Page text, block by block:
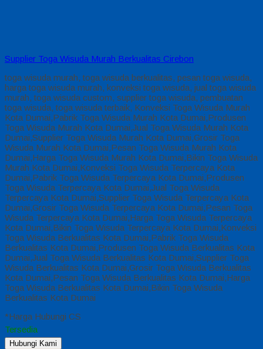
Supplier Toga Wisuda Murah Berkualitas Cirebon
toga wisuda murah, toga wisuda berkualitas, pesan toga wisuda,
harga toga wisuda murah, konveksi toga wisuda, jual toga wisuda
murah, toga wisuda custom, supplier toga wisuda, pembuatan
toga wisuda, toga wisuda terbaik, Konveksi Toga Wisuda Murah
Kota Dumai,Pabrik Toga Wisuda Murah Kota Dumai,Produsen
Toga Wisuda Murah Kota Dumai,Jual Toga Wisuda Murah Kota
Dumai,Supplier Toga Wisuda Murah Kota Dumai,Grosir Toga
Wisuda Murah Kota Dumai,Pesan Toga Wisuda Murah Kota
Dumai,Harga Toga Wisuda Murah Kota Dumai,Bikin Toga Wisuda
Murah Kota Dumai,Konveksi Toga Wisuda Terpercaya Kota
Dumai,Pabrik Toga Wisuda Terpercaya Kota Dumai,Produsen
Toga Wisuda Terpercaya Kota Dumai,Jual Toga Wisuda
Terpercaya Kota Dumai,Supplier Toga Wisuda Terpercaya Kota
Dumai,Grosir Toga Wisuda Terpercaya Kota Dumai,Pesan Toga
Wisuda Terpercaya Kota Dumai,Harga Toga Wisuda Terpercaya
Kota Dumai,Bikin Toga Wisuda Terpercaya Kota Dumai,Konveksi
Toga Wisuda Berkualitas Kota Dumai,Pabrik Toga Wisuda
Berkualitas Kota Dumai,Produsen Toga Wisuda Berkualitas Kota
Dumai,Jual Toga Wisuda Berkualitas Kota Dumai,Supplier Toga
Wisuda Berkualitas Kota Dumai,Grosir Toga Wisuda Berkualitas
Kota Dumai,Pesan Toga Wisuda Berkualitas Kota Dumai,Harga
Toga Wisuda Berkualitas Kota Dumai,Bikin Toga Wisuda
Berkualitas Kota Dumai
*Harga Hubungi CS
Tersedia
Hubungi Kami